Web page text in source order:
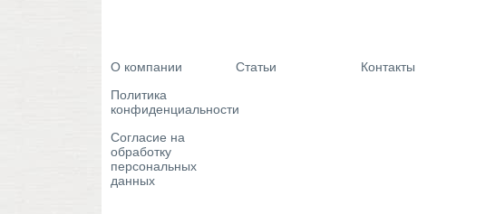
О компании
Политика
конфиденциальности
Согласие на
обработку
персональных
данных
Статьи Контакты